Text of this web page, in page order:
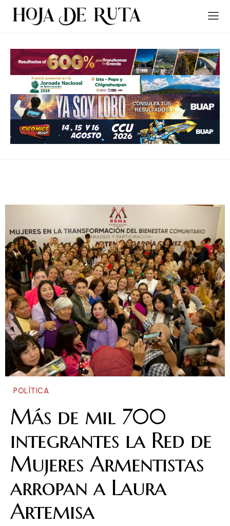
POLÍTICA
Más de mil 700
integrantes la Red de
Mujeres Armentistas
arropan a Laura
Artemisa